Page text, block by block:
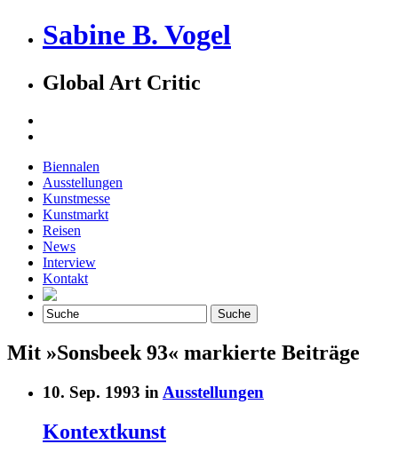
Sabine B. Vogel
Global Art Critic
Biennalen
Ausstellungen
Kunstmesse
Kunstmarkt
Reisen
News
Interview
Kontakt
Mit »Sonsbeek 93« markierte Beiträge
10. Sep. 1993 in Ausstellungen
Kontextkunst